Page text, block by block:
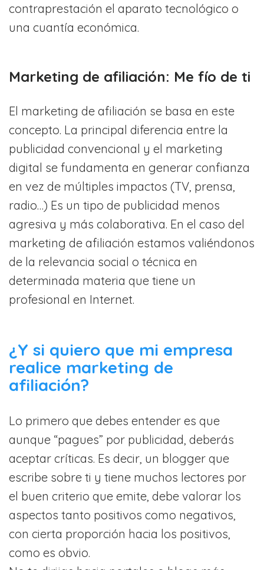
contraprestación el aparato tecnológico o
una cuantía económica.
Marketing de afiliación: Me fío de ti
El marketing de afiliación se basa en este
concepto. La principal diferencia entre la
publicidad convencional y el marketing
digital se fundamenta en generar confianza
en vez de múltiples impactos (TV, prensa,
radio…) Es un tipo de publicidad menos
agresiva y más colaborativa. En el caso del
marketing de afiliación estamos valiéndonos
de la relevancia social o técnica en
determinada materia que tiene un
profesional en Internet.
¿Y si quiero que mi empresa
realice marketing de
afiliación?
Lo primero que debes entender es que
aunque “pagues” por publicidad, deberás
aceptar críticas. Es decir, un blogger que
escribe sobre ti y tiene muchos lectores por
el buen criterio que emite, debe valorar los
aspectos tanto positivos como negativos,
con cierta proporción hacia los positivos,
como es obvio.